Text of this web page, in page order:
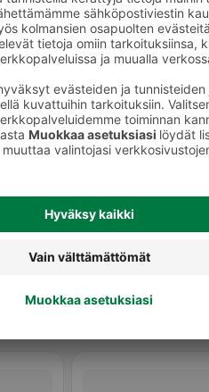
Puruluut